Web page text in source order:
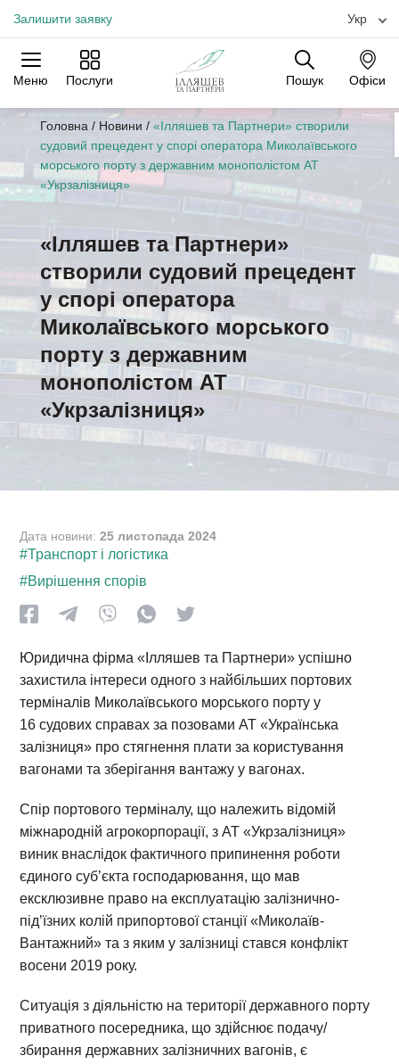
Залишити заявку Укр
Меню Послуги Пошук Офіси
Практики Галузі
Офіси
Головна / Новини / «Ілляшев та Партнери» створили
судовий прецедент у спорі оператора Миколаївського
морського порту з державним монополістом АТ
«Укрзалізниця»
«Ілляшев та Партнери»
створили судовий прецедент
у спорі оператора
Миколаївського морського
порту з державним
монополістом АТ
«Укрзалізниця»
Дата новини:25 листопада 2024
#Транспорт і логістика
#Вирішення спорів
Юридична фірма «Ілляшев та Партнери» успішно
захистила інтереси одного з найбільших портових
терміналів Миколаївського морського порту у
16 судових справах за позовами АТ «Українська
залізниця» про стягнення плати за користування
вагонами та зберігання вантажу у вагонах.
Спір портового терміналу, що належить відомій
міжнародній агрокорпорації, з АТ «Укрзалізниця»
виник внаслідок фактичного припинення роботи
єдиного суб’єкта господарювання, що мав
ексклюзивне право на експлуатацію залізнично-
під’їзних колій припортової станції «Миколаїв-
Вантажний» та з яким у залізниці стався конфлікт
восени 2019 року.
Ситуація з діяльністю на території державного порту
приватного посередника, що здійснює подачу/
збирання державних залізничних вагонів, є